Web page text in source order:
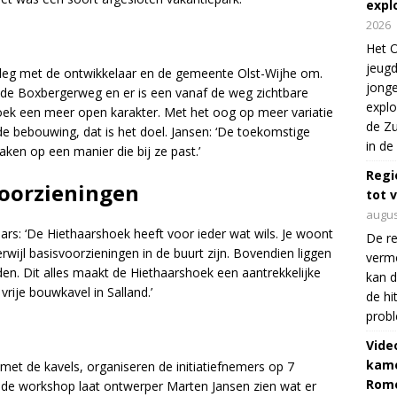
met de ontwikkelaar en de gemeente Olst-Wijhe om.
Boxbergerweg en er is een vanaf de weg zichtbare
een meer open karakter. Met het oog op meer variatie
bebouwing, dat is het doel. Jansen: ‘De toekomstige
op een manier die bij ze past.’
‘De Hiethaarshoek heeft voor ieder wat wils. Je woont
basisvoorzieningen in de buurt zijn. Bovendien liggen
Dit alles maakt de Hiethaarshoek een aantrekkelijke
bouwkavel in Salland.’
de kavels, organiseren de initiatiefnemers op 7
workshop laat ontwerper Marten Jansen zien wat er
2026
Het
de
in
tot
De
kan
de